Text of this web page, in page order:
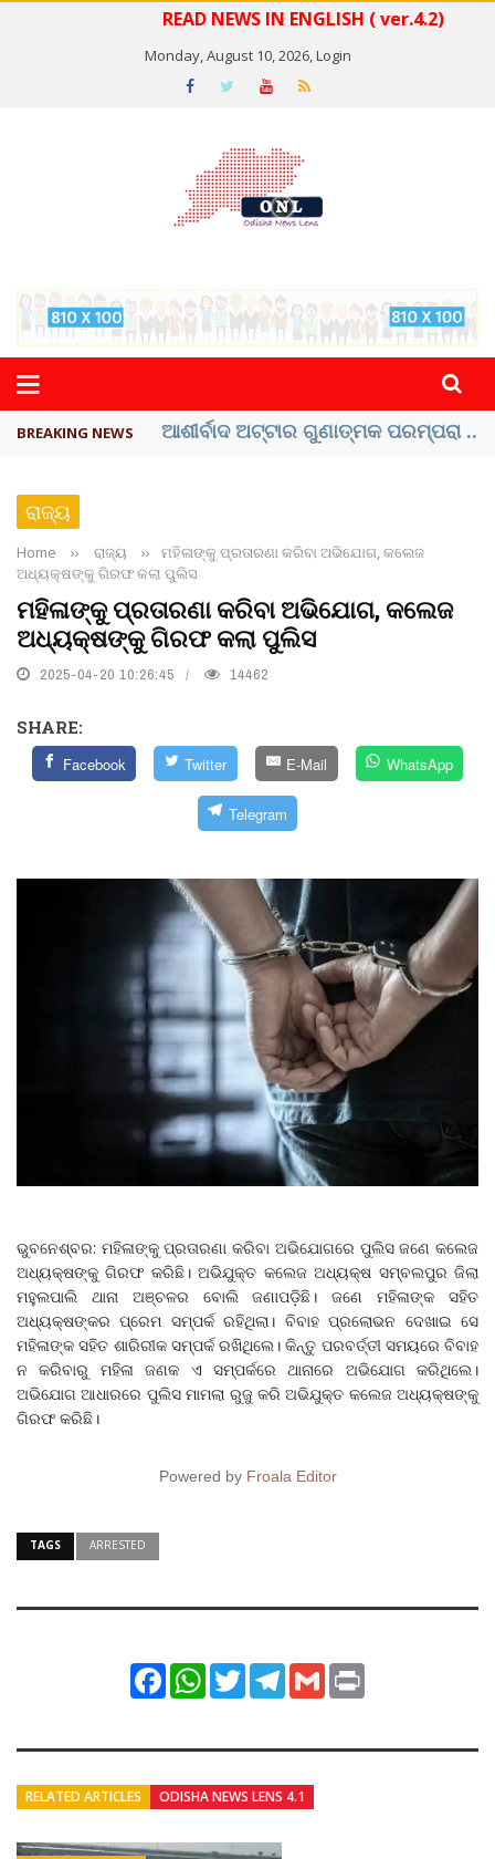
READ NEWS IN ENGLISH ( ver.4.2)
Monday, August 10, 2026,Login
BREAKING NEWS ବେଦାନ୍ତ ଆଲୁମିନିୟର ପ୍ରକଳ୍ପ ସଙ୍ଗମ ...
ରାଜ୍ୟ
Home ›› ରାଜ୍ୟ ››
ମହିଳାଙ୍କୁ ପ୍ରତାରଣା କରିବା ଅଭିଯୋଗ, କଲେଜ
ଅଧ୍ୟକ୍ଷଙ୍କୁ ଗିରଫ କଲା ପୁଲିସ
ମହିଳାଙ୍କୁ ପ୍ରତାରଣା କରିବା ଅଭିଯୋଗ, କଲେଜ
ଅଧ୍ୟକ୍ଷଙ୍କୁ ଗିରଫ କଲା ପୁଲିସ
2025-04-20 10:26:45 14462
SHARE:
Facebook Twitter E-Mail WhatsApp
Telegram
ଭୁବନେଶ୍ବର: ମହିଳାଙ୍କୁ ପ୍ରତାରଣା କରିବା ଅଭିଯୋଗରେ ପୁଲିସ ଜଣେ କଲେଜ
ଅଧ୍ୟକ୍ଷଙ୍କୁ ଗିରଫ କରିଛି। ଅଭିଯୁକ୍ତ କଲେଜ ଅଧ୍ୟକ୍ଷ ସମ୍ବଲପୁର ଜିଲା
ମହୁଲପାଲି ଥାନା ଅଞ୍ଚଳର ବୋଲି ଜଣାପଡ଼ିଛି। ଜଣେ ମହିଳାଙ୍କ ସହିତ
ଅଧ୍ୟକ୍ଷଙ୍କର ପ୍ରେମ ସମ୍ପର୍କ ରହିଥିଲା। ବିବାହ ପ୍ରଲୋଭନ ଦେଖାଇ ସେ
ମହିଳାଙ୍କ ସହିତ ଶାରିରୀକ ସମ୍ପର୍କ ରଖିଥିଲେ। କିନ୍ତୁ ପରବର୍ତ୍ତୀ ସମୟରେ ବିବାହ
ନ କରିବାରୁ ମହିଳା ଜଣକ ଏ ସମ୍ପର୍କରେ ଥାନାରେ ଅଭିଯୋଗ କରିଥିଲେ।
ଅଭିଯୋଗ ଆଧାରରେ ପୁଲିସ ମାମଲା ରୁଜୁ କରି ଅଭିଯୁକ୍ତ କଲେଜ ଅଧ୍ୟକ୍ଷଙ୍କୁ
ଗିରଫ କରିଛି।
Powered by Froala Editor
TAGS ARRESTED
FacebookWhatsApp
TwitterTelegram
Gmail
RELATED ARTICLES ODISHA NEWS LENS 4.1